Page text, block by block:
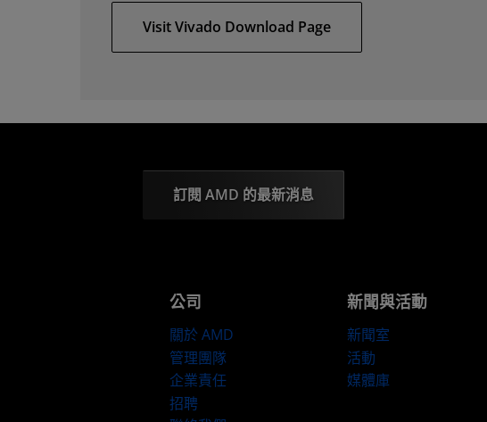
Visit Vivado Download Page
訂閱 AMD 的最新消息
公司
關於 AMD
管理團隊
企業責任
招聘
新聞與活動
新聞室
活動
媒體庫